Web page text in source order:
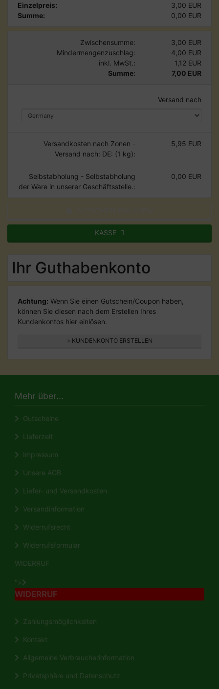
Einzelpreis:
3,00 EUR
Summe:
0,00 EUR
Zwischensumme:
3,00 EUR
Mindermengenzuschlag:
4,00 EUR
inkl. MwSt.:
1,12 EUR
Summe: 7,00 EUR
Versand nach
Versandkosten nach Zonen -
Versand nach: DE: (1 kg):
5,95 EUR
Selbstabholung - Selbstabholung
der Ware in unserer Geschäftsstelle.:
0,00 EUR
KASSE
Ihr Guthabenkonto
Achtung: Wenn Sie einen Gutschein/Coupon haben,
können Sie diesen nach dem Erstellen Ihres
Kundenkontos hier einlösen.
» KUNDENKONTO ERSTELLEN
Mehr über...
Gutscheine
Lieferzeit
Impressum
Unsere AGB
Liefer- und Versandkosten
Versandinformation
Widerrufsrecht
Widerrufsformular
WIDERRUF
">
WIDERRUF
Zahlungsmöglichkeiten
Kontakt
Allgemeine Verbraucherinformation
Privatsphäre und Datenschutz